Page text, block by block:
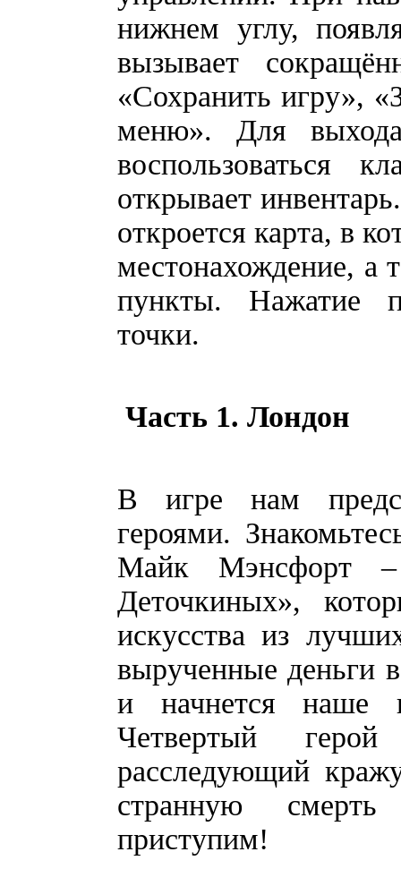
нижнем углу,
вызывает
«Сохранить игру»,
меню». Для
воспользоваться
открывает
откроется карта, в
местонахождение, а
пункты. Нажатие
точки.
Часть 1. Лондон
В игре нам
героями.
Майк Мэнсфорт –
Деточкиных»,
искусства из
вырученные деньги
и начнется наше
Четвертый
расследующий
странную
приступим!